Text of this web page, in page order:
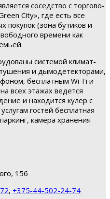
соседство с торгово-
City», где есть все
покупок (зона бутиков и
времени как
системой климат-
и дымодетекторами,
бесплатным Wi-Fi и
всех этажах ведется
и находится кулер с
гостей бесплатная
камера хранения
156
, +375-44-502-24-74